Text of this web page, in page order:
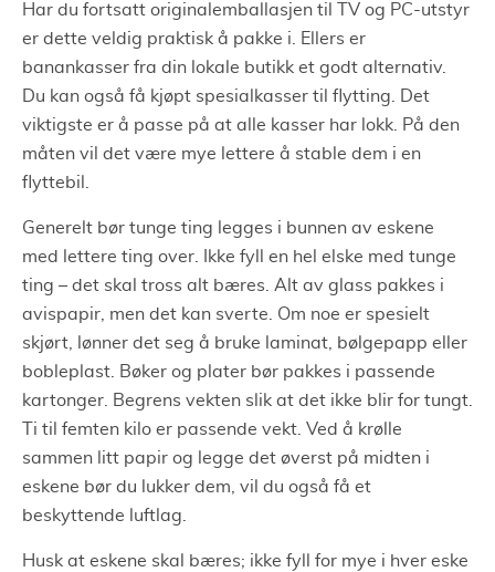
Har du fortsatt originalemballasjen til TV og PC-utstyr
er dette veldig praktisk å pakke i. Ellers er
banankasser fra din lokale butikk et godt alternativ.
Du kan også få kjøpt spesialkasser til flytting. Det
viktigste er å passe på at alle kasser har lokk. På den
måten vil det være mye lettere å stable dem i en
flyttebil.
Generelt bør tunge ting legges i bunnen av eskene
med lettere ting over. Ikke fyll en hel elske med tunge
ting – det skal tross alt bæres. Alt av glass pakkes i
avispapir, men det kan sverte. Om noe er spesielt
skjørt, lønner det seg å bruke laminat, bølgepapp eller
bobleplast. Bøker og plater bør pakkes i passende
kartonger. Begrens vekten slik at det ikke blir for tungt.
Ti til femten kilo er passende vekt. Ved å krølle
sammen litt papir og legge det øverst på midten i
eskene bør du lukker dem, vil du også få et
beskyttende luftlag.
Husk at eskene skal bæres; ikke fyll for mye i hver eske